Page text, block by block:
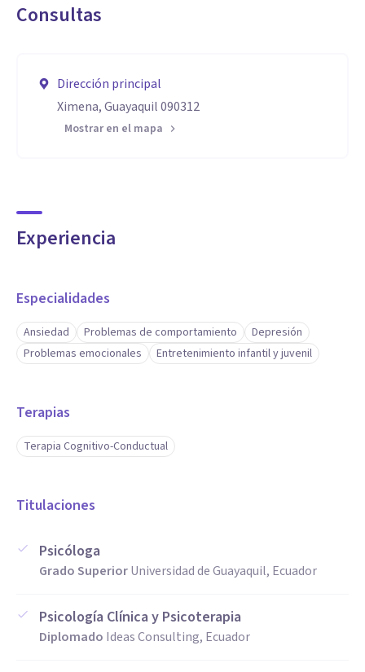
Consultas
Dirección principal
Ximena, Guayaquil 090312
Mostrar en el mapa
Experiencia
Especialidades
Ansiedad Problemas de comportamiento
Depresión
Problemas emocionales
Entretenimiento infantil y juvenil
Terapias
Terapia Cognitivo-Conductual
Titulaciones
Psicóloga
Grado SuperiorUniversidad de Guayaquil, Ecuador
Psicología Clínica y Psicoterapia
Diplomado Ideas Consulting, Ecuador